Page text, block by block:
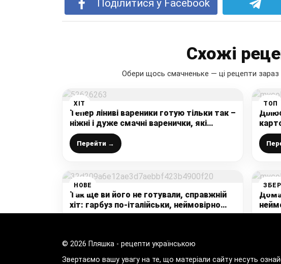
Поділитися у Facebook
Схожі
Обери щось смачненьке — ці рецепти
ХІТ
Тепер ліниві вареники готую тільки так –
ніжні і дуже смачні варенички, які
зможе приготувати кожен
Перейти →
ТОП
сім’ї
НОВЕ
Так ще ви його не готували, справжній
хіт: гарбуз по-італійськи, неймовірно
смачно, і готувати дуже просто
© 2026 Пляшка - рецепти українською
Звертаємо вашу увагу на те, що матеріали сайту несуть